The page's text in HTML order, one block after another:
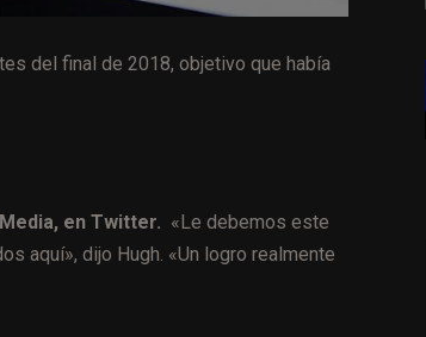
del final de 2018, objetivo que había
en Twitter. «Le debemos este
aquí», dijo Hugh. «Un logro realmente